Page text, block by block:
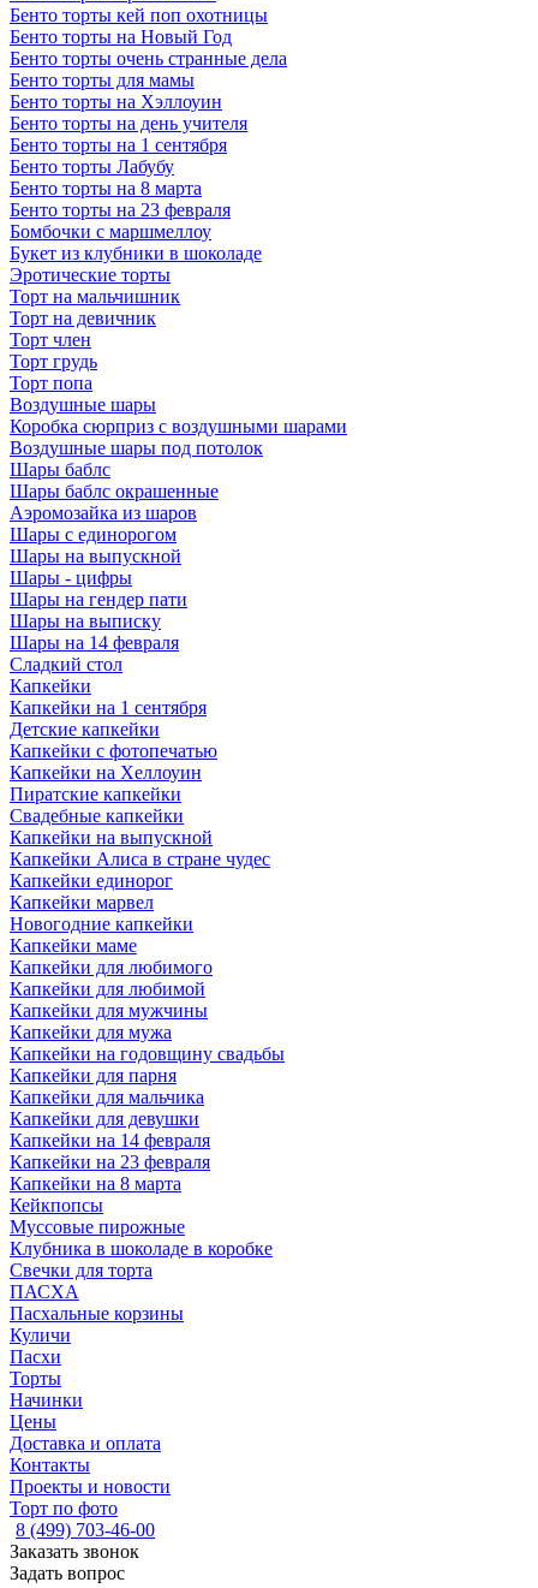
Бенто торты кей поп охотницы
Бенто торты на Новый Год
Бенто торты очень странные дела
Бенто торты для мамы
Бенто торты на Хэллоуин
Бенто торты на день учителя
Бенто торты на 1 сентября
Бенто торты Лабубу
Бенто торты на 8 марта
Бенто торты на 23 февраля
Бомбочки с маршмеллоу
Букет из клубники в шоколаде
Эротические торты
Торт на мальчишник
Торт на девичник
Торт член
Торт грудь
Торт попа
Воздушные шары
Коробка сюрприз с воздушными шарами
Воздушные шары под потолок
Шары баблс
Шары баблс окрашенные
Аэромозайка из шаров
Шары с единорогом
Шары на выпускной
Шары - цифры
Шары на гендер пати
Шары на выписку
Шары на 14 февраля
Сладкий стол
Капкейки
Капкейки на 1 сентября
Детские капкейки
Капкейки с фотопечатью
Капкейки на Хеллоуин
Пиратские капкейки
Свадебные капкейки
Капкейки на выпускной
Капкейки Алиса в стране чудес
Капкейки единорог
Капкейки марвел
Новогодние капкейки
Капкейки маме
Капкейки для любимого
Капкейки для любимой
Капкейки для мужчины
Капкейки для мужа
Капкейки на годовщину свадьбы
Капкейки для парня
Капкейки для мальчика
Капкейки для девушки
Капкейки на 14 февраля
Капкейки на 23 февраля
Капкейки на 8 марта
Кейкпопсы
Муссовые пирожные
Клубника в шоколаде в коробке
Свечки для торта
ПАСХА
Пасхальные корзины
Куличи
Пасхи
Торты
Начинки
Цены
Доставка и оплата
Контакты
Проекты и новости
Торт по фото
8 (499) 703-46-00
Заказать звонок
Задать вопрос